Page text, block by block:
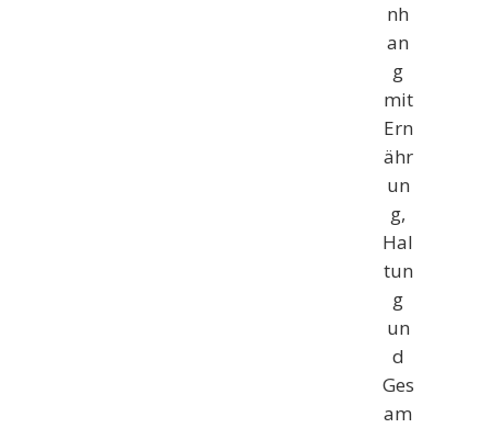
nh
an
g
mit
Ern
ähr
un
g,
Hal
tun
g
un
d
Ges
am